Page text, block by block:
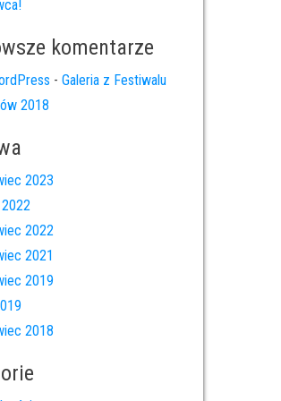
komentarze
- Galeria z Festiwalu
2018
2023
2022
2021
2019
2018